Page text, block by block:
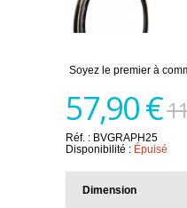
Soyez le premier à
57,90 €
Réf. : BVGRAPH25
Disponibilité : Épuisé
Dimension